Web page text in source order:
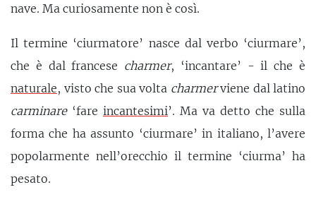
nave. Ma curiosamente non è così.
Il termine ‘ciurmatore’ nasce dal verbo ‘ciurmare’,
che è dal francese charmer, ‘incantare’ - il che è
naturale, visto che sua volta charmerviene dal latino
carminare‘fare incantesimi’. Ma va detto che sulla
forma che ha assunto ‘ciurmare’ in italiano, l’avere
popolarmente nell’orecchio il termine ‘ciurma’ ha
pesato.